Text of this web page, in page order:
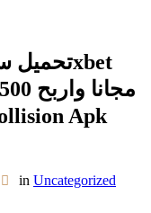
in Uncategorized